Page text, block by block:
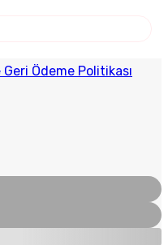
Ödeme Politikası